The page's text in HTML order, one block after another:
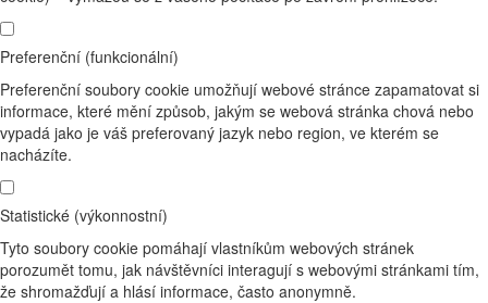
Preferenční (funkcionální)
Preferenční soubory cookie umožňují webové stránce zapamatovat si
informace, které mění způsob, jakým se webová stránka chová nebo
vypadá jako je váš preferovaný jazyk nebo region, ve kterém se
nacházíte.
Statistické (výkonnostní)
Tyto soubory cookie pomáhají vlastníkům webových stránek
porozumět tomu, jak návštěvníci interagují s webovými stránkami tím,
že shromažďují a hlásí informace, často anonymně.